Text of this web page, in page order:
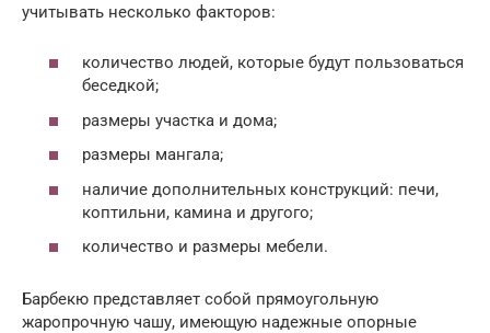
учитывать несколько факторов:
количество людей, которые будут пользоваться
беседкой;
размеры участка и дома;
размеры мангала;
наличие дополнительных конструкций: печи,
коптильни, камина и другого;
количество и размеры мебели.
Барбекю представляет собой прямоугольную
жаропрочную чашу, имеющую надежные опорные